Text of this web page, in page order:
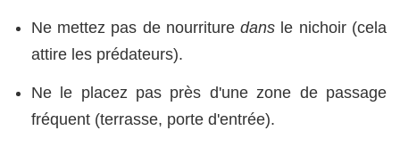
Ne mettez pas de nourrituredans le nichoir (cela
attire les prédateurs).
Ne le placez pas près d'une zone de passage
fréquent (terrasse, porte d'entrée).